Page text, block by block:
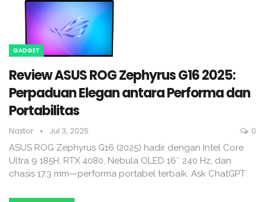
GADGET
Review ASUS ROG Zephyrus G16 2025:
Perpaduan Elegan antara Performa dan
Portabilitas
Naxtor Jul 3, 2025 0
ASUS ROG Zephyrus G16 (2025) hadir dengan Intel Core
Ultra 9 185H, RTX 4080, Nebula OLED 16″ 240 Hz, dan
chasis 17.3 mm—performa portabel terbaik. Ask ChatGPT